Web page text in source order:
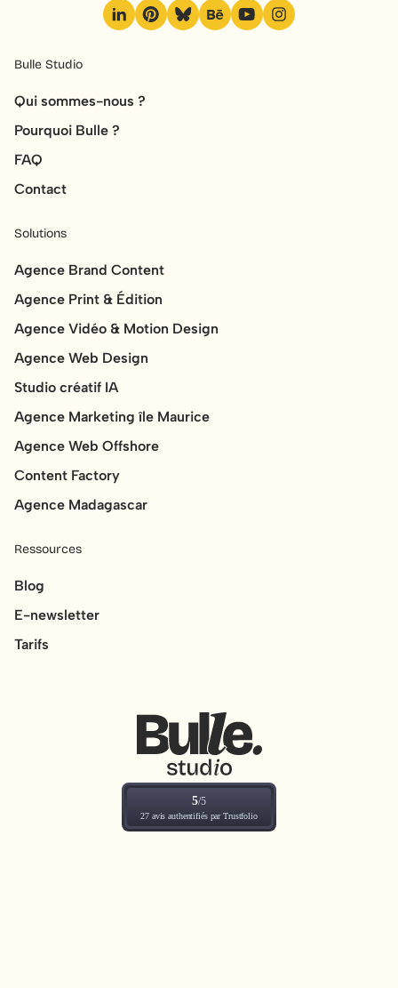
Bulle Studio
Qui sommes-nous ?
Pourquoi Bulle ?
FAQ
Contact
Solutions
Agence Brand Content
Agence Print & Édition
Agence Vidéo & Motion Design
Agence Web Design
Studio créatif IA
Agence Marketing île Maurice
Agence Web Offshore
Content Factory
Agence Madagascar
Ressources
Blog
E-newsletter
Tarifs